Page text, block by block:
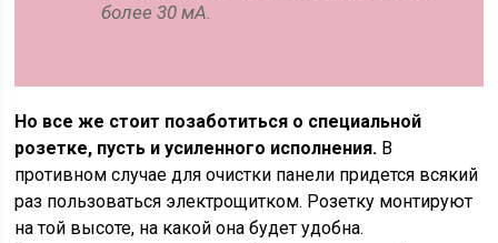
более 30 мА.
Но все же стоит позаботиться о специальной
розетке, пусть и усиленного исполнения. В
противном случае для очистки панели придется всякий
раз пользоваться электрощитком. Розетку монтируют
на той высоте, на какой она будет удобна.